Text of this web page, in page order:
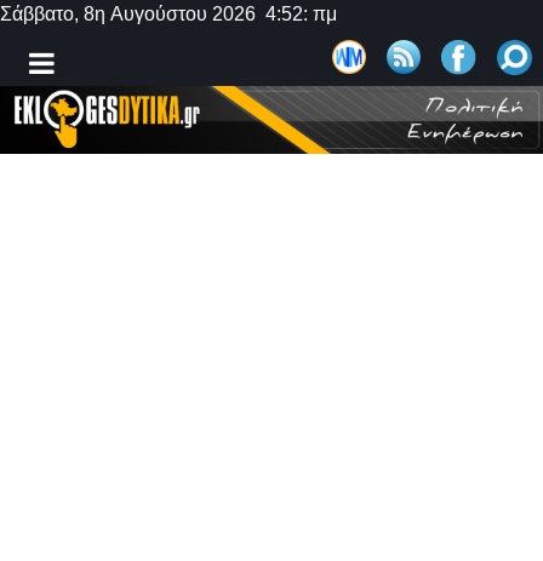
Σάββατο, 8η Αυγούστου 2026 4:52: πμ